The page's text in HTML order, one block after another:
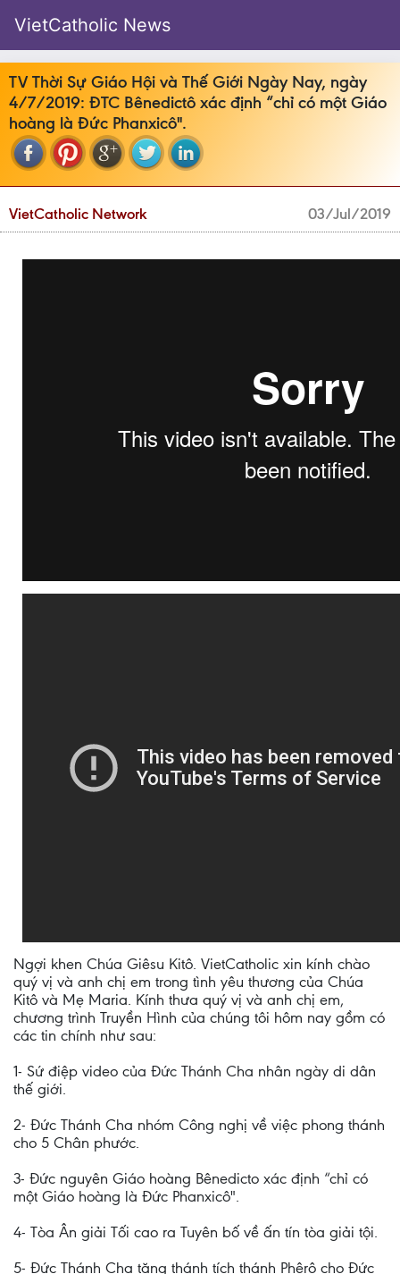
VietCatholic News
TV Thời Sự Giáo Hội và Thế Giới Ngày Nay, ngày
4/7/2019: ĐTC Bênedictô xác định “chỉ có một Giáo
hoàng là Đức Phanxicô".
VietCatholic Network 03/Jul/2019
Ngợi khen Chúa Giêsu Kitô. VietCatholic xin kính chào
quý vị và anh chị em trong tình yêu thương của Chúa
Kitô và Mẹ Maria. Kính thưa quý vị và anh chị em,
chương trình Truyền Hình của chúng tôi hôm nay gồm có
các tin chính như sau:
1- Sứ điệp video của Đức Thánh Cha nhân ngày di dân
thế giới.
2- Đức Thánh Cha nhóm Công nghị về việc phong thánh
cho 5 Chân phước.
3- Đức nguyên Giáo hoàng Bênedicto xác định “chỉ có
một Giáo hoàng là Đức Phanxicô".
4- Tòa Ân giải Tối cao ra Tuyên bố về ấn tín tòa giải tội.
5- Đức Thánh Cha tặng thánh tích thánh Phêrô cho Đức